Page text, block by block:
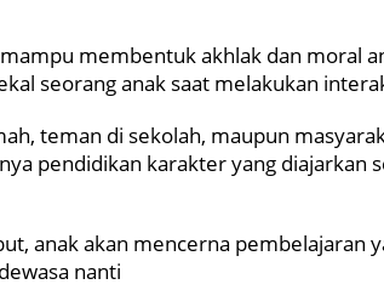
membentuk akhlak dan moral
seorang anak saat melakukan
teman di sekolah, maupun
pendidikan karakter yang diajarkan
anak akan mencerna pembelajaran
nanti